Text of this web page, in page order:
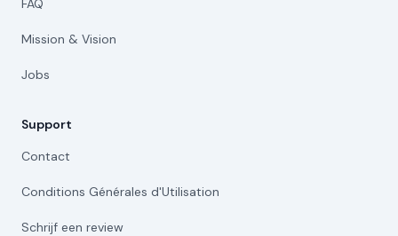
FAQ
Mission & Vision
Jobs
Support
Contact
Conditions Générales d'Utilisation
Schrijf een review